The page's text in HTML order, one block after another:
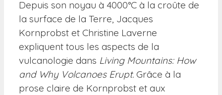
Depuis son noyau à 4000°C à la croûte de
la surface de la Terre, Jacques
Kornprobst et Christine Laverne
expliquent tous les aspects de la
vulcanologie dans Living Mountains: How
and Why Volcanoes Erupt. Grâce à la
prose claire de Kornprobst et aux